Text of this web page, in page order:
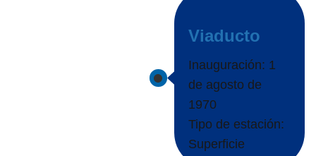
Viaducto
Inauguración: 1
de agosto de
1970
Tipo de estación:
Superficie